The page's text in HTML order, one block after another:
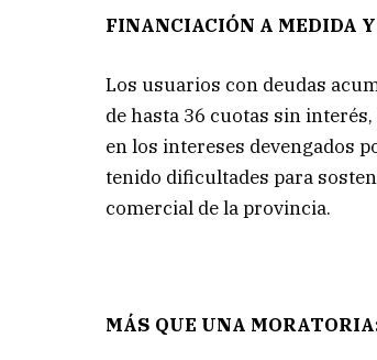
FINANCIACIÓN A MEDIDA
Los usuarios con deudas
de hasta 36 cuotas sin
en los intereses devengados
tenido dificultades para
comercial de la provincia.
MÁS QUE UNA